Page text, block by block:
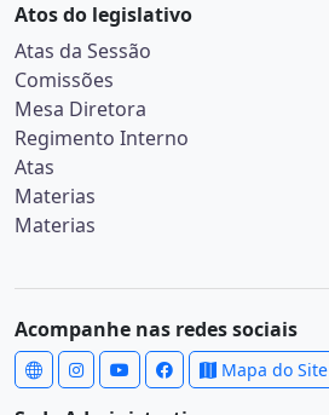
Atos do legislativo
Atas da Sessão
Comissões
Mesa Diretora
Regimento Interno
Atas
Materias
Materias
Acompanhe nas redes sociais
Mapa do Site